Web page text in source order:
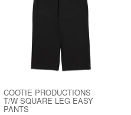
COOTIE PRODUCTIONS
T/W SQUARE LEG EASY
PANTS